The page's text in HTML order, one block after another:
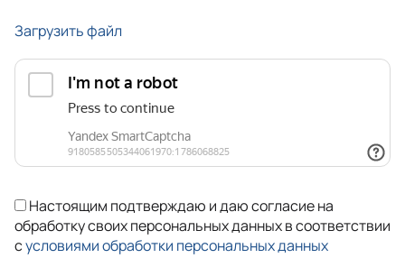
Загрузить файл
Настоящим подтверждаю и даю согласие на
обработку своих персональных данных в соответствии
сусловиями обработки персональных данных